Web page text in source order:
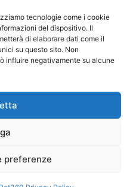
tecnologie come i cookie
del dispositivo. Il
di elaborare dati come il
su questo sito. Non
influire negativamente su alcune
preferenze
social
channel
official
2026